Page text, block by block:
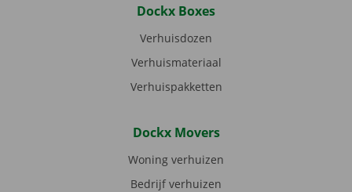
Dockx Boxes
Verhuisdozen
Verhuismateriaal
Verhuispakketten
Dockx Movers
Woning verhuizen
Bedrijf verhuizen